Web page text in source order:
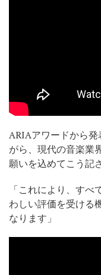
ARIAアワードから
がら、現代の音楽業
願いを込めてこう記
「これにより、す
わしい評価を受ける
なります」